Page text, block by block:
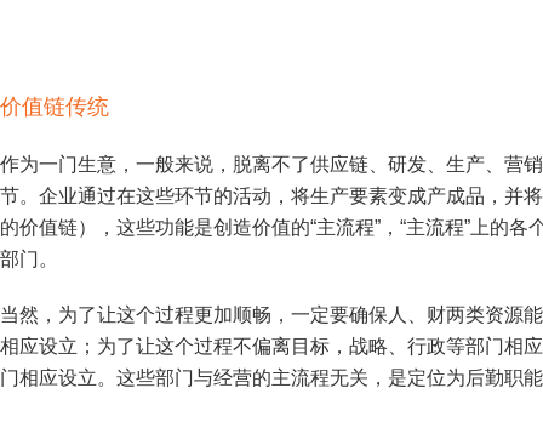
价值链传统
作为一门生意，一般来说，脱离不了供应链、研发、生产、营
节。企业通过在这些环节的活动，将生产要素变成产成品，并
的价值链），这些功能是创造价值的“主流程”，“主流程”上的
部门。
当然，为了让这个过程更加顺畅，一定要确保人、财两类资源
相应设立；为了让这个过程不偏离目标，战略、行政等部门相
门相应设立。这些部门与经营的主流程无关，是定位为后勤职